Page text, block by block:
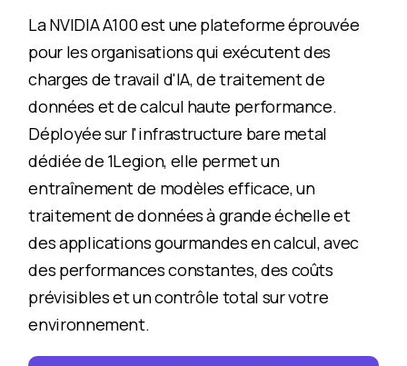
La NVIDIA A100 est une plateforme éprouvée
pour les organisations qui exécutent des
charges de travail d'IA, de traitement de
données et de calcul haute performance.
Déployée sur l'infrastructure bare metal
dédiée de 1Legion, elle permet un
entraînement de modèles efficace, un
traitement de données à grande échelle et
des applications gourmandes en calcul, avec
des performances constantes, des coûts
prévisibles et un contrôle total sur votre
environnement.